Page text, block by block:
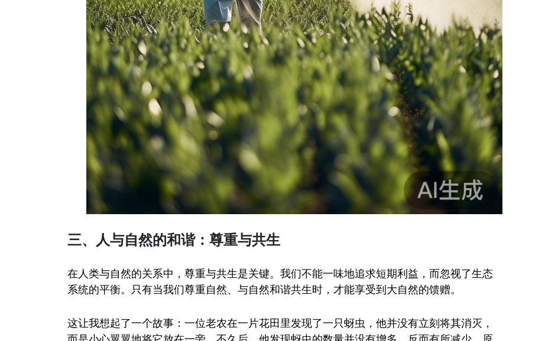
三、人与自然的和谐：尊重与共生
在人类与自然的关系中，尊重与共生是关键。我们不能一味地追求短期利益，而忽视了生态
系统的平衡。只有当我们尊重自然、与自然和谐共生时，才能享受到大自然的馈赠。
这让我想起了一个故事：一位老农在一片花田里发现了一只蚜虫，他并没有立刻将其消灭，